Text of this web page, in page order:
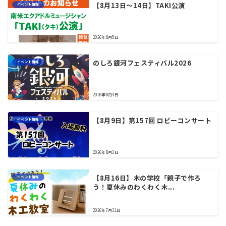
イベント情報 【8月13日〜14日】TAKI公演
2026年8月5日
イベント情報 のしろ銀河フェスティバル2026
2026年8月4日
イベント情報 【8月9日】第157回 ロビーコンサート
2026年8月3日
イベント情報
【8月16日】木の学校「親子で作ろ
う！夏休みのわくわく木...
2026年7月31日